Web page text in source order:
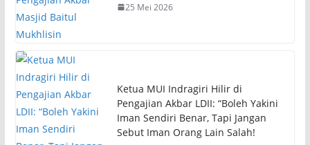
25 Mei 2026
Ketua MUI Indragiri Hilir di
Pengajian Akbar LDII: “Boleh Yakini
Iman Sendiri Benar, Tapi Jangan
Sebut Iman Orang Lain Salah!